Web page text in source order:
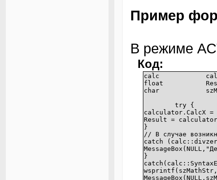
Пример
В режиме
Код:
calc
float
char
try {
calculator.CalcX =
Result =
}
// В случае
catch
}